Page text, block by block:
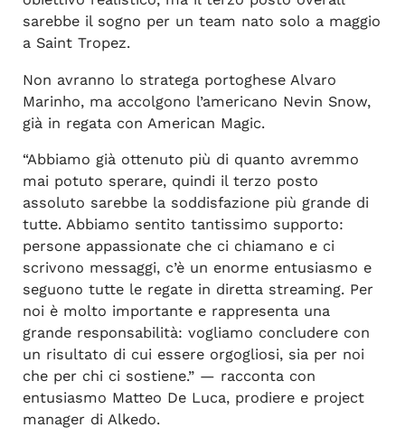
sarebbe il sogno per un team nato solo a maggio
a Saint Tropez.
Non avranno lo stratega portoghese Alvaro
Marinho, ma accolgono l’americano Nevin Snow,
già in regata con American Magic.
“Abbiamo già ottenuto più di quanto avremmo
mai potuto sperare, quindi il terzo posto
assoluto sarebbe la soddisfazione più grande di
tutte. Abbiamo sentito tantissimo supporto:
persone appassionate che ci chiamano e ci
scrivono messaggi, c’è un enorme entusiasmo e
seguono tutte le regate in diretta streaming. Per
noi è molto importante e rappresenta una
grande responsabilità: vogliamo concludere con
un risultato di cui essere orgogliosi, sia per noi
che per chi ci sostiene.” — racconta con
entusiasmo Matteo De Luca, prodiere e project
manager di Alkedo.